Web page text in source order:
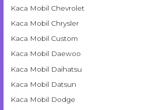
Kaca Mobil Chevrolet
Kaca Mobil Chrysler
Kaca Mobil Custom
Kaca Mobil Daewoo
Kaca Mobil Daihatsu
Kaca Mobil Datsun
Kaca Mobil Dodge